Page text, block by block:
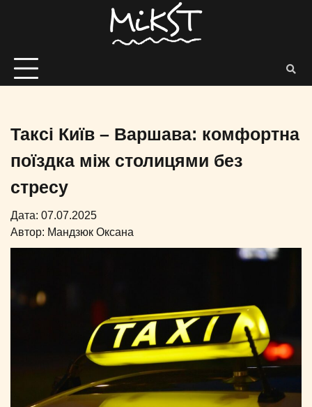
Таксі Київ – Варшава: комфортна
поїздка між столицями без
стресу
Дата: 07.07.2025
Автор: Мандзюк Оксана